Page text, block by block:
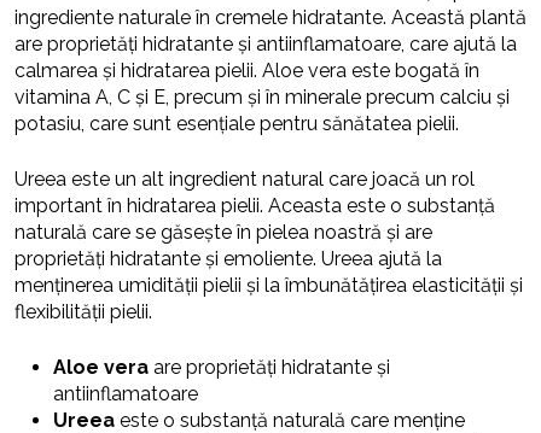
ingrediente naturale în cremele hidratante. Această plantă
are proprietăți hidratante și antiinflamatoare, care ajută la
calmarea și hidratarea pielii. Aloe vera este bogată în
vitamina A, C și E, precum și în minerale precum calciu și
potasiu, care sunt esențiale pentru sănătatea pielii.
Ureea este un alt ingredient natural care joacă un rol
important în hidratarea pielii. Aceasta este o substanță
naturală care se găsește în pielea noastră și are
proprietăți hidratante și emoliente. Ureea ajută la
menținerea umidității pielii și la îmbunătățirea elasticității și
flexibilității pielii.
Aloe vera are proprietăți hidratante și
antiinflamatoare
Ureea este o substanță naturală care menține